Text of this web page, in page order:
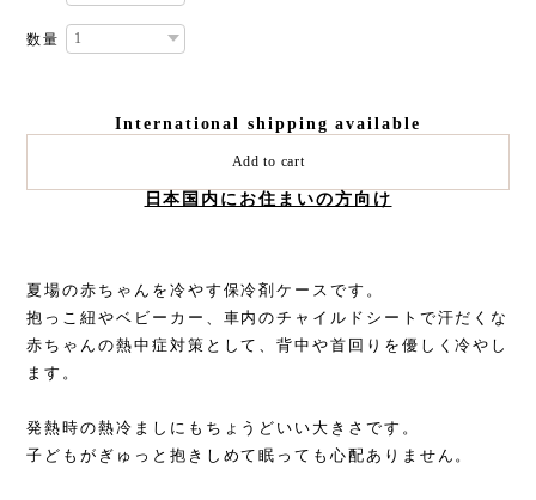
数量
International shipping available
Add to cart
日本国内にお住まいの方向け
夏場の赤ちゃんを冷やす保冷剤ケースです。
抱っこ紐やベビーカー、車内のチャイルドシートで汗だくな
赤ちゃんの熱中症対策として、背中や首回りを優しく冷やし
ます。
発熱時の熱冷ましにもちょうどいい大きさです。
子どもがぎゅっと抱きしめて眠っても心配ありません。